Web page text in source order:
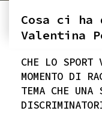
Cosa ci ha
Valentina
CHE LO
MOMENTO DI
TEMA CHE UNA